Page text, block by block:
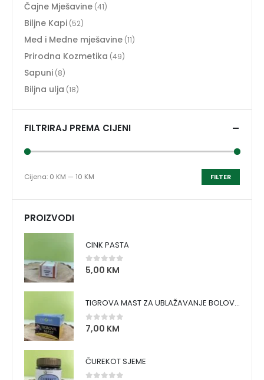
Čajne Mješavine (41)
Biljne Kapi (52)
Med i Medne mješavine (11)
Prirodna Kozmetika (49)
Sapuni (8)
Biljna ulja (18)
FILTRIRAJ PREMA CIJENI
FILTER
Cijena: 0 KM — 10 KM
PROIZVODI
CINK PASTA
0 out of 5
5,00 KM
TIGROVA MAST ZA UBLAŽAVANJE BOLOVA I ZAGRIJAVANJE MIŠIĆA
0 out of 5
7,00 KM
ČUREKOT SJEME